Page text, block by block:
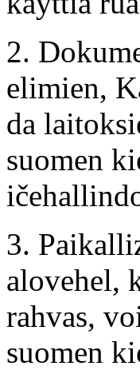
2.
elimien,
da
suomen
3.
alovehel,
rahvas,
suomen